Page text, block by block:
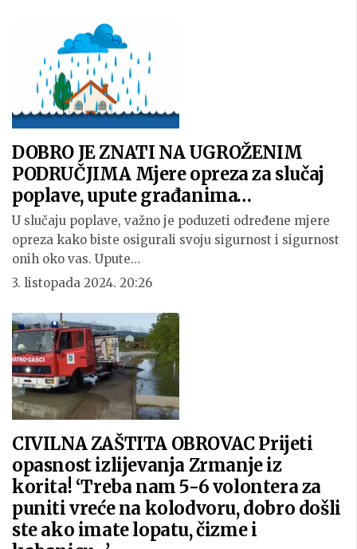
DOBRO JE ZNATI NA UGROŽENIM
PODRUČJIMA Mjere opreza za slučaj
poplave, upute građanima…
U slučaju poplave, važno je poduzeti određene mjere
opreza kako biste osigurali svoju sigurnost i sigurnost
onih oko vas. Upute…
3. listopada 2024. 20:26
CIVILNA ZAŠTITA OBROVAC Prijeti
opasnost izlijevanja Zrmanje iz
korita! ‘Treba nam 5-6 volontera za
puniti vreće na kolodvoru, dobro došli
ste ako imate lopatu, čizme i